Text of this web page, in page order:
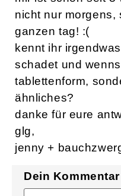
ganzen tag! :(
kennt ihr
schadet und
tablettenform,
ähnliches?
danke für eure
glg,
jenny +
Dein Kommentar